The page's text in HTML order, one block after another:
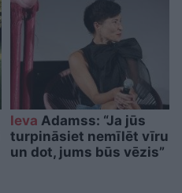
Ieva Adamss: “Ja jūs
turpināsiet nemīlēt vīru
un dot, jums būs vēzis”